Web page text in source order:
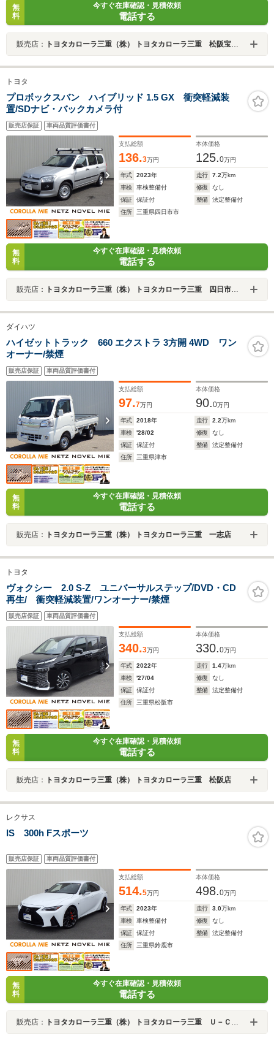
無
料
今すぐ在庫確認・見積依頼
電話する
販売店： トヨタカローラ三重（株） トヨタカローラ三重 松阪宝塚店
トヨタ
プロボックスバン ハイブリッド 1.5 GX 衝突軽減装
置/SDナビ・バックカメラ付
販売店保証 車両品質評価書付
支払総額
136.3万円
本体価格
125.0万円
年式 2023年 走行 7.2万km
車検
車検整備付 修復
なし
保証
保証付 整備
法定整備付
住所
三重県四日市市
無
料
今すぐ在庫確認・見積依頼
電話する
販売店： トヨタカローラ三重（株） トヨタカローラ三重 四日市桜店
ダイハツ
ハイゼットトラック 660 エクストラ 3方開 4WD ワン
オーナー/禁煙
販売店保証 車両品質評価書付
支払総額
97.7万円
本体価格
90.0万円
年式 2018年 走行 2.2万km
車検
'28/02 修復
なし
保証
保証付 整備
法定整備付
住所
三重県津市
無
料
今すぐ在庫確認・見積依頼
電話する
販売店： トヨタカローラ三重（株） トヨタカローラ三重 一志店
トヨタ
ヴォクシー 2.0 S-Z ユニバーサルステップ/DVD・CD
再生/ 衝突軽減装置/ワンオーナー/禁煙
販売店保証 車両品質評価書付
支払総額
340.3万円
本体価格
330.0万円
年式 2022年 走行 1.4万km
車検
'27/04 修復
なし
保証
保証付 整備
法定整備付
住所
三重県松阪市
無
料
今すぐ在庫確認・見積依頼
電話する
販売店： トヨタカローラ三重（株） トヨタカローラ三重 松阪店
レクサス
IS 300h Fスポーツ
販売店保証 車両品質評価書付
支払総額
514.5万円
本体価格
498.0万円
年式 2023年 走行 3.0万km
車検
車検整備付 修復
なし
保証
保証付 整備
法定整備付
住所
三重県鈴鹿市
無
料
今すぐ在庫確認・見積依頼
電話する
販売店： トヨタカローラ三重（株） トヨタカローラ三重 Ｕ－Ｃａｒ鈴鹿店